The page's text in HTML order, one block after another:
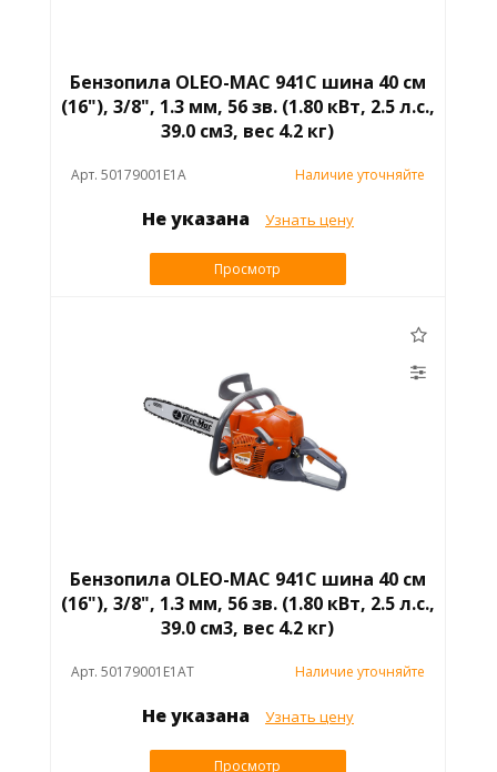
Бензопила OLEO-MAC 941C шина 40 см
(16"), 3/8", 1.3 мм, 56 зв. (1.80 кВт, 2.5 л.с.,
39.0 см3, вес 4.2 кг)
Арт. 50179001E1A Наличие уточняйте
Не указана Узнать цену
Просмотр
Бензопила OLEO-MAC 941C шина 40 см
(16"), 3/8", 1.3 мм, 56 зв. (1.80 кВт, 2.5 л.с.,
39.0 см3, вес 4.2 кг)
Арт. 50179001E1AT Наличие уточняйте
Не указана Узнать цену
Просмотр